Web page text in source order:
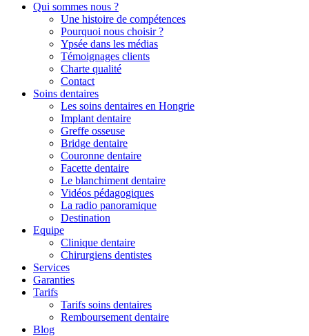
Qui sommes nous ?
Une histoire de compétences
Pourquoi nous choisir ?
Ypsée dans les médias
Témoignages clients
Charte qualité
Contact
Soins dentaires
Les soins dentaires en Hongrie
Implant dentaire
Greffe osseuse
Bridge dentaire
Couronne dentaire
Facette dentaire
Le blanchiment dentaire
Vidéos pédagogiques
La radio panoramique
Destination
Equipe
Clinique dentaire
Chirurgiens dentistes
Services
Garanties
Tarifs
Tarifs soins dentaires
Remboursement dentaire
Blog